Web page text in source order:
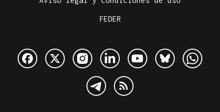
FEDER